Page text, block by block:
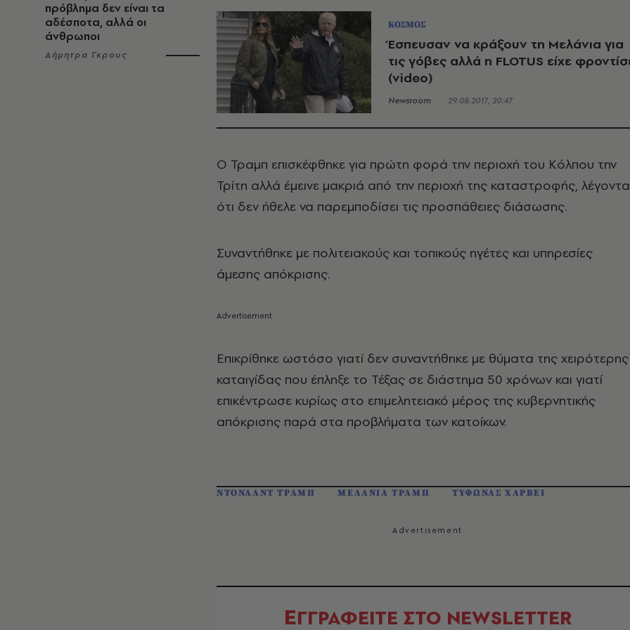
πρόβλημα δεν είναι τα
αδέσποτα, αλλά οι
άνθρωποι
Δήμητρα Γκρους
ΚΟΣΜΟΣ
Έσπευσαν να κράξουν τη Μελάνια για
τις γόβες αλλά η FLOTUS είχε
(video)
Newsroom 29.08.2017, 20:47
Ο Τραμπ επισκέφθηκε για πρώτη φορά την περιοχή του Κόλπου την
Τρίτη αλλά έμεινε μακριά από την περιοχή της καταστροφής,
ότι δεν ήθελε να παρεμποδίσει τις προσπάθειες διάσωσης.
Συναντήθηκε με πολιτειακούς και τοπικούς ηγέτες και υπηρεσίες
άμεσης απόκρισης.
Επικρίθηκε ωστόσο γιατί δεν συναντήθηκε με θύματα της χειρότερης
καταιγίδας που έπληξε το Τέξας σε διάστημα 50 χρόνων και γιατί
επικέντρωσε κυρίως στο επιμελητειακό μέρος της κυβερνητικής
απόκρισης παρά στα προβλήματα των κατοίκων.
ΝΤΟΝΑΛΝΤ ΤΡΑΜΠ ΜΕΛΑΝΙΑ ΤΡΑΜΠ ΤΥΦΩΝΑΣ ΧΑΡΒΕΙ
ΕΓΓΡΑΦΕΙΤΕ ΣΤΟ NEWSLETTER